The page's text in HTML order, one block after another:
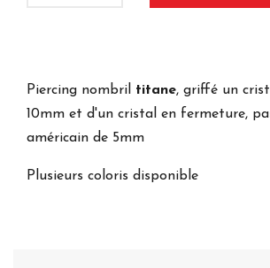
Piercing nombril titane, griffé un
10mm et d'un cristal en fermeture,
américain de 5mm
Plusieurs coloris disponible